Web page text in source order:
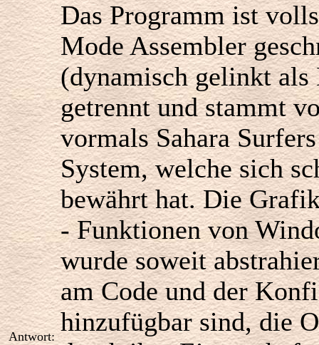
Antwort:
Das Programm ist
Mode Assembler
(dynamisch gelinkt
getrennt und stammt
vormals Sahara
System, welche sich
bewährt hat. Die
- Funktionen von
wurde soweit
am Code und der
hinzufügbar sind, die